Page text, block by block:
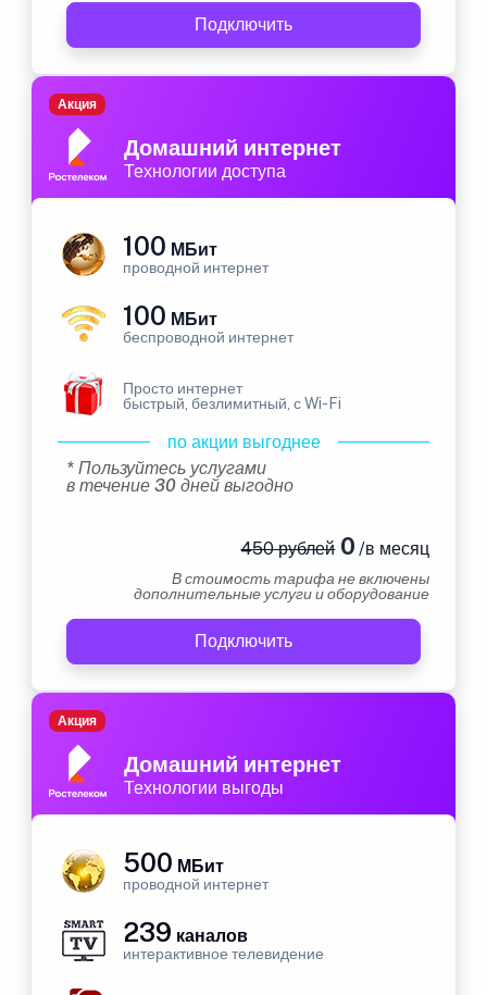
Подключить
Домашний интернет
Технологии доступа
Акция
100 МБит
проводной интернет
100 МБит
беспроводной интернет
Просто интернет
быстрый, безлимитный, с Wi-Fi
по акции выгоднее
* Пользуйтесь услугами
в течение 30 дней выгодно
450 рублей0 /в месяц
В стоимость тарифа не включены
дополнительные услуги и оборудование
Подключить
Домашний интернет
Технологии выгоды
Акция
500 МБит
проводной интернет
239 каналов
интерактивное телевидение